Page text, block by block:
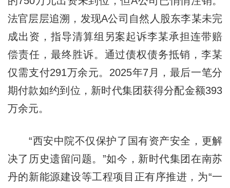
法官层层追溯，发现A公司自然人股东李某未完
成出资，指导清算组另案起诉李某承担连带赔
偿责任，最终胜诉。通过债权债务抵销，李某
仅需支付291万余元。2025年7月，最后一笔分
期付款如约到位，新时代集团获得分配金额393
万余元。
“西安中院不仅保护了国有资产安全，更解
决了历史遗留问题。”如今，新时代集团在南苏
丹的新能源建设等工程项目正有序推进，为“一